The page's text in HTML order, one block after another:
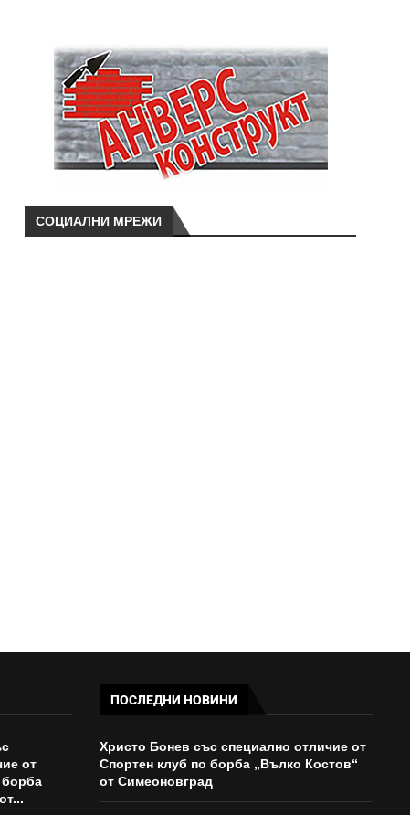
СОЦИАЛНИ МРЕЖИ
от
борба
ПОСЛЕДНИ НОВИНИ
Христо Бонев със специално отличие от
Спортен клуб по борба „Вълко Костов“
от Симеоновград